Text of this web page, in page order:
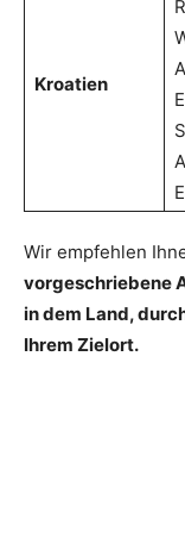
Kroatien
Wir empfehlen
vorgeschriebene
in dem Land,
Ihrem Zielort.